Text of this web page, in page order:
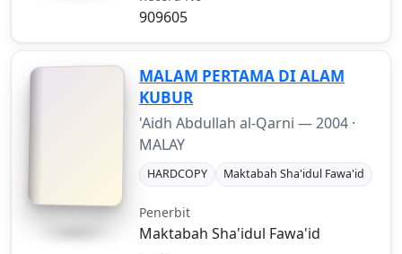
909605
MALAM PERTAMA DI ALAM
KUBUR
'Aidh Abdullah al-Qarni —2004 ·
MALAY
HARDCOPY Maktabah Sha'idul Fawa'id
Penerbit
Maktabah Sha'idul Fawa'id